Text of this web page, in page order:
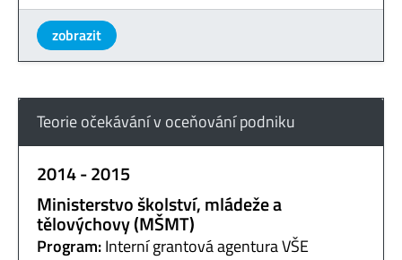
zobrazit
Teorie očekávání v oceňování podniku
2014 - 2015
Ministerstvo školství, mládeže a
tělovýchovy (MŠMT)
Program:Interní grantová agentura VŠE